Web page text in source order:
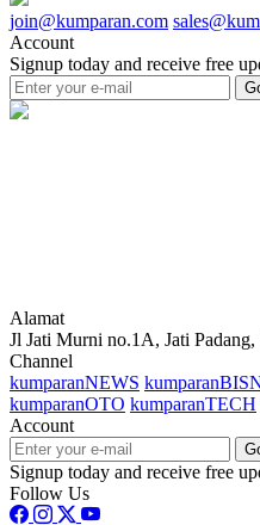
join@kumparan.com
Account
Signup today and receive free
Alamat
Jl Jati Murni no.1A, Jati
Channel
kumparanNEWS
kumparanOTO kumparanTECH
Account
Signup today and receive free
Follow Us